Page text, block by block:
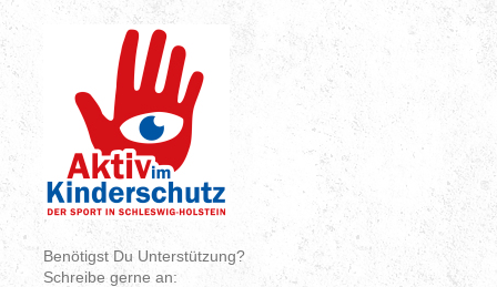
Benötigst Du Unterstützung?
Schreibe gerne an: